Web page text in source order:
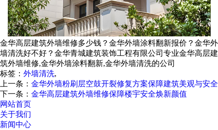
金华高层建筑外墙维修多少钱？金华外墙涂料翻新报价？金华外
墙清洗好不好？金华青城建筑装饰工程有限公司专业金华高层建
筑外墙维修,金华外墙涂料翻新,金华外墙清洗的公司
标签： 外墙清洗,
上一条： 金华外墙粉刷层空鼓开裂修复方案保障建筑美观与安全
下一条： 金华高层建筑外墙维修保障楼宇安全焕新颜值
网站首页
关于我们
新闻中心